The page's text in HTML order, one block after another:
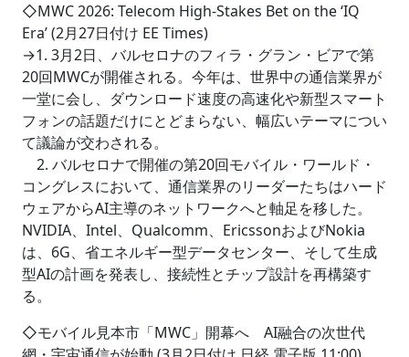
◇MWC 2026: Telecom High-Stakes Bet on the ‘IQ
Era’ (2月27日付け EE Times)
→1. 3月2日、バルセロナのフィラ・グラン・ビアで第
20回MWCが開催される。今年は、世界中の通信業界が
一堂に会し、ダウンロード速度の高速化や新型スマート
フォンの話題だけにとどまらない、幅広いテーマについ
て議論が交わされる。
2. バルセロナで開催の第20回モバイル・ワールド・
コングレスにおいて、通信業界のリーダーたちはハード
ウェアからAI主導のネットワークへと軸足を移した。
NVIDIA、Intel、Qualcomm、EricssonおよびNokia
は、6G、省エネルギー型データセンター、そして生成
型AIの計画を発表し、接続性とチップ設計を再構築す
る。
◇モバイル見本市「MWC」開幕へ AI融合の次世代